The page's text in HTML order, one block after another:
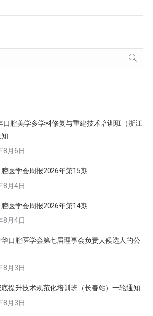
口腔美学多学科修复与重建技术培训班（浙江
8月6日
医学会周报2026年第15期
8月4日
医学会周报2026年第14期
8月4日
华口腔医学会第七届理事会负责人候选人的公
8月3日
底提升技术规范化培训班（长春站）一轮通知
8月3日